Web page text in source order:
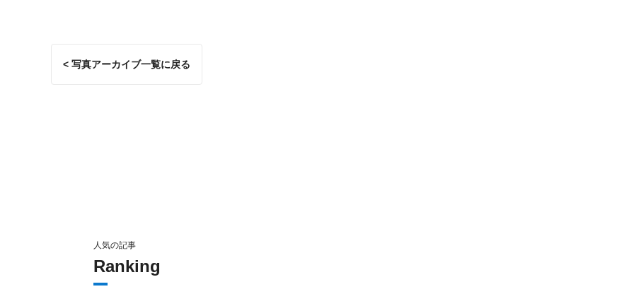
< 写真アーカイブ一覧に戻る
人気の記事
Ranking